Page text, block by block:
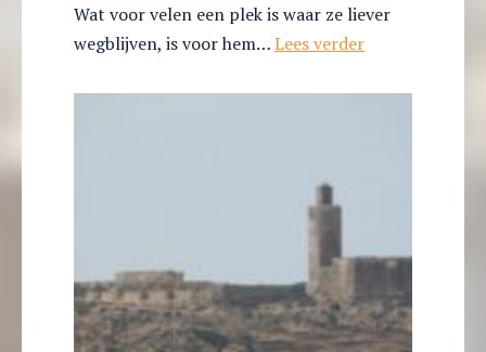
Wat voor velen een plek is waar ze liever
wegblijven, is voor hem…Lees verderGeestelijke
achter